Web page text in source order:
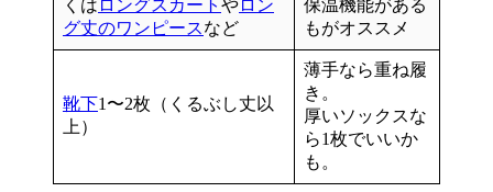
くは ロングスカート やロン
グ丈のワンピースなど
保温機能がある
もがオススメ
靴下1〜2枚（くるぶし丈以
上）
薄手なら重ね履
き。
厚いソックスな
ら1枚でいいか
も。